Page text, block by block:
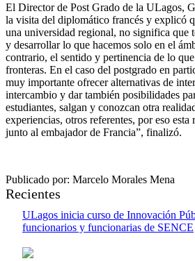
El Director de Post Grado de la ULagos,
la visita del diplomático francés y explicó
una universidad regional, no significa que
y desarrollar lo que hacemos solo en el
contrario, el sentido y pertinencia de lo que
fronteras. En el caso del postgrado en
muy importante ofrecer alternativas de
intercambio y dar también posibilidades
estudiantes, salgan y conozcan otra
experiencias, otros referentes, por eso esta
junto al embajador de Francia”, finalizó.
Publicado por: Marcelo Morales Mena
Recientes
ULagos inicia curso de Innovación
funcionarios y funcionarias de SENCE